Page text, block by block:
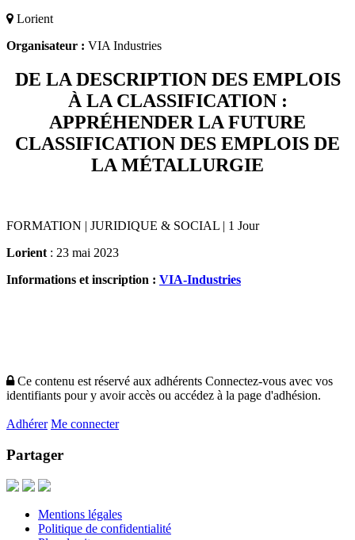
Lorient
Organisateur : VIA Industries
DE LA DESCRIPTION DES EMPLOIS
À LA CLASSIFICATION :
APPRÉHENDER LA FUTURE
CLASSIFICATION DES EMPLOIS DE
LA MÉTALLURGIE
FORMATION | JURIDIQUE & SOCIAL | 1 Jour
Lorient : 23 mai 2023
Informations et inscription : VIA-Industries
Ce contenu est réservé aux adhérents Connectez-vous avec vos
identifiants pour y avoir accès ou accédez à la page d'adhésion.
Adhérer Me connecter
Partager
Mentions légales
Politique de confidentialité